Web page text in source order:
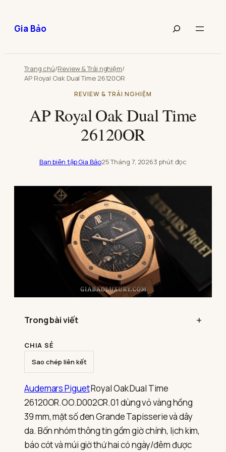
phầnGia Bảo
Tìm
kiếm
Trang chủ/Review & Trải nghiệm/
AP Royal Oak Dual Time 26120OR
REVIEW & TRẢI NGHIỆM
AP Royal Oak Dual Time
26120OR
Ban biên tập Gia Bảo25 Tháng 7, 20263 phút đọc
Trong bài viết
CHIA SẺ
Sao chép liên kết
Audemars PiguetRoyal Oak Dual Time
26120OR.OO.D002CR.01 dùng vỏ vàng hồng
39 mm, mặt số đen Grande Tapisserie và dây
da. Bốn nhóm thông tin gồm giờ chính, lịch kim,
báo cót và múi giờ thứ hai có ngày/đêm được